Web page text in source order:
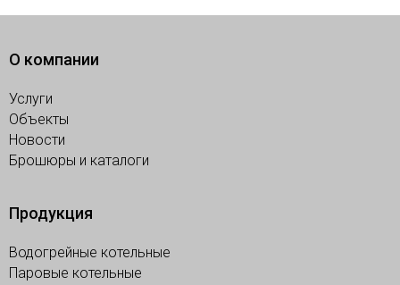
О компании
Услуги
Объекты
Новости
Брошюры и каталоги
Продукция
Водогрейные котельные
Паровые котельные